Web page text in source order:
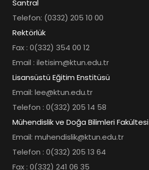
Santral
Telefon: (0332) 205 10 00
Rektörlük
Fax : 0(332) 354 00 12
Email : iletisim@ktun.edu.tr
Lisansüstü Eğitim Enstitüsü
Email: lee@ktun.edu.tr
Telefon : 0(332) 205 14 58
Mühendislik ve Doğa Bilimleri Fakültesi
Email: muhendislik@ktun.edu.tr
Telefon : 0(332) 205 13 64
Fax : 0(332) 241 06 35